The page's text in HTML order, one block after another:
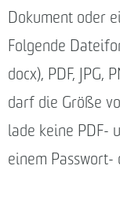
Dokument oder
Folgende
docx), PDF, JPG,
darf die Größe
lade keine PDF-
einem Passwort-